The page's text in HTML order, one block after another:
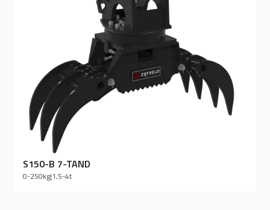
S150-B 7-TAND
0-250kg|1,5-4t